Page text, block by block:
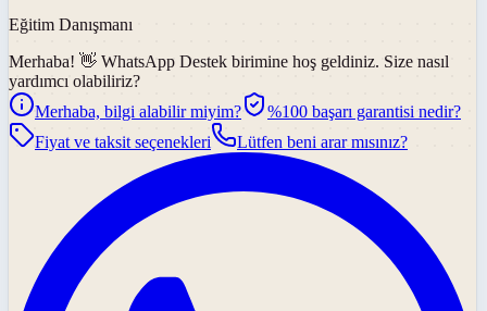
Eğitim Danışmanı
Merhaba! 👋 WhatsApp Destek birimine hoş geldiniz. Size nasıl
yardımcı olabiliriz?
Merhaba, bilgi alabilir miyim?
%100 başarı garantisi nedir?
Fiyat ve taksit seçenekleri
Lütfen beni arar mısınız?